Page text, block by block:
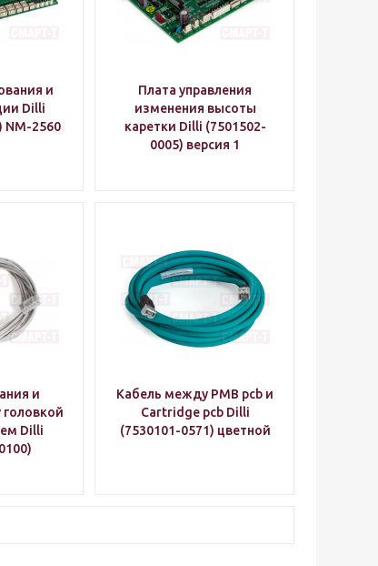
и
Dilli
NM-2560
Плата управления
изменения высоты
каретки Dilli (7501502-
0005) версия 1
и
Dilli
Кабель между PMB pcb и
Cartridge pcb Dilli
(7530101-0571) цветной